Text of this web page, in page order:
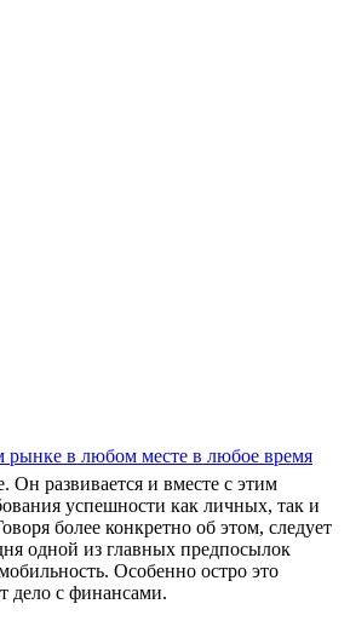
Он развивается и вместе с этим
успешности как личных, так и
более конкретно об этом, следует
одной из главных предпосылок
Особенно остро это
дело с финансами.